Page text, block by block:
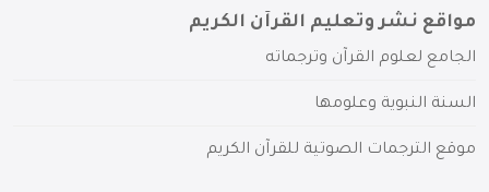
مواقع نشر وتعليم القرآن الكريم
الجامع لعلوم القرآن وترجماته
السنة النبوية وعلومها
موقع الترجمات الصوتية للقرآن الكريم